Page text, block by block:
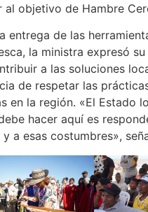
al objetivo de Hambre
entrega de las
la ministra expresó
a las soluciones
de respetar las
en la región. «El Estado
hacer aquí es
a esas costumbres»,